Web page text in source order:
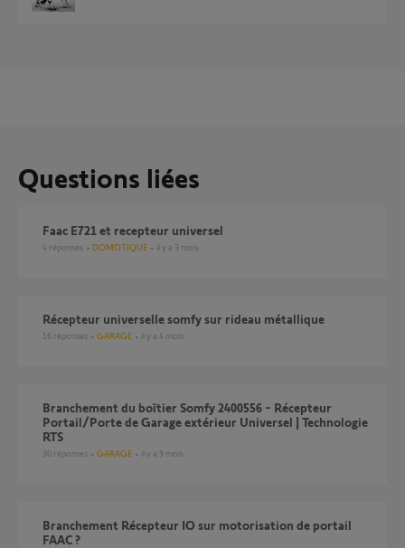
Questions liées
Faac E721 et recepteur universel
4 réponses DOMOTIQUE il y a 3 mois
Récepteur universelle somfy sur rideau métallique
16 réponses GARAGE il y a 4 mois
Branchement du boîtier Somfy 2400556 - Récepteur
Portail/Porte de Garage extérieur Universel | Technologie
RTS
30 réponses GARAGE il y a 9 mois
Branchement Récepteur IO sur motorisation de portail
FAAC ?